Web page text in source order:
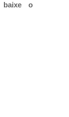
baixe o